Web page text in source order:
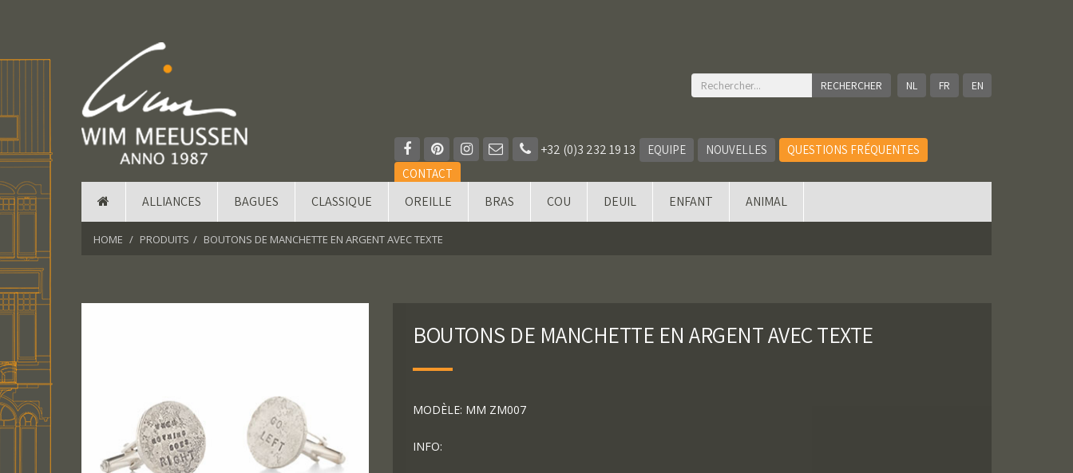
NL FR EN
+32 (0)3 232 19 13 EQUIPE NOUVELLES
QUESTIONS FRÉQUENTES
CONTACT
ALLIANCES BAGUES CLASSIQUE OREILLE BRAS COU DEUIL ENFANT ANIMAL
HOME PRODUITS BOUTONS DE MANCHETTE EN ARGENT AVEC TEXTE
BOUTONS DE MANCHETTE EN ARGENT AVEC TEXTE
MODÈLE: MM ZM007
INFO: